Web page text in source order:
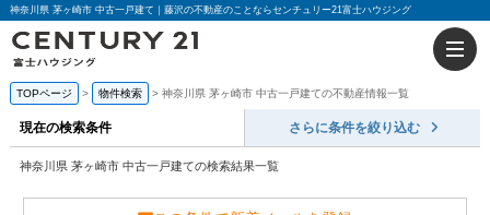
神奈川県 茅ヶ崎市 中古一戸建て｜藤沢の不動産のことならセンチュリー21富士ハウジング
TOPページ 物件検索 神奈川県 茅ヶ崎市 中古一戸建ての不動産情報一覧
現在の検索条件 さらに条件を絞り込む
神奈川県 茅ヶ崎市 中古一戸建ての検索結果一覧